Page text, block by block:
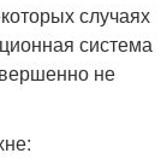
случаях
система
не